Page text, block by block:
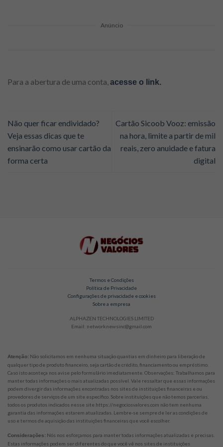
Anúncio
Para a abertura de uma conta,acesse o link.
Não quer ficar endividado?
Veja essas dicas que te
ensinarão como usar cartão da
forma certa
Cartão Sicoob Vooz: emissão
na hora, limite a partir de mil
reais, zero anuidade e fatura
digital
Termos e Condições
Política de Privacidade
Configurações de privacidade e cookies
Sobre a empresa
ALPHAZEN TECHNOLOGIES LIMITED
Email: networknewsinc@gmail.com
Atenção: Não solicitamos em nenhuma situação quantias em dinheiro para liberação de
qualquer tipo de produto financeiro, seja cartão de crédito, financiamento ou empréstimo.
Caso isto aconteça nos avise pelo formulário imediatamente. Observações: Trabalhamos para
manter todas informações o mais atualizadas possível. Vale ressaltar que essas informações
podem divergir das informações encontradas nos sites de instituições financeiras e ou
provedores de serviços de um site específico. Sobre instituições que não temos parcerias,
todos os produtos indicados nesse site https://negociosvalores.com não tem nenhuma
garantia das informações estarem atualizadas. Lembre-se sempre de ler as condições de
uso e termos de aquisição das instituições financeiras que você escolher.
Considerações: Nós nos esforçamos para manter todas informações atualizadas e precisas.
Estas informações podem ser diferentes do que você vê nos sites de instituições